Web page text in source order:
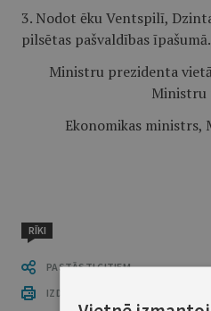
3. Nodot ēku Ventspilī,
pilsētas pašvaldības īpašumā.
Ministru prezidenta
Ministru
Ekonomikas
RĪKI
PASTĀSTI CITIEM
IZDRUKĀT PUBLIKĀCIJU